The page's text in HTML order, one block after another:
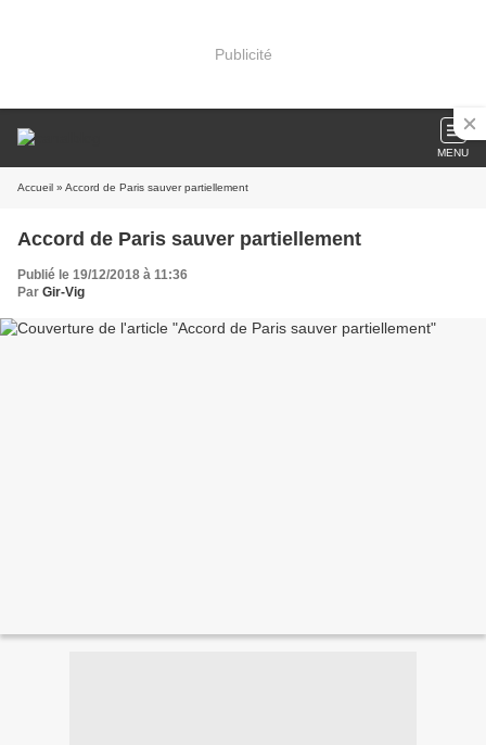
Publicité
MENU
Accueil » Accord de Paris sauver partiellement
Accord de Paris sauver partiellement
Publié le 19/12/2018 à 11:36
Par Gir-Vig